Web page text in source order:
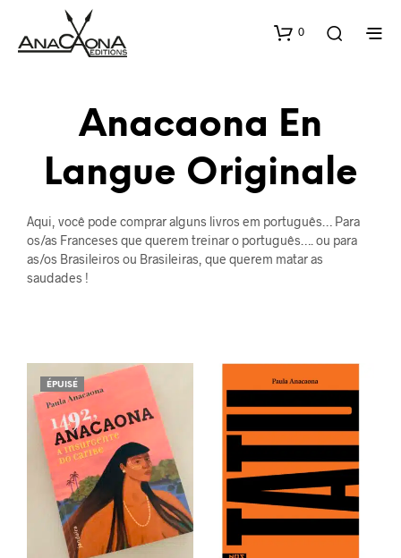
0
Anacaona En
Langue Originale
Aqui, você pode comprar alguns livros em português… Para
os/as Franceses que querem treinar o português…. ou para
as/os Brasileiros ou Brasileiras, que querem matar as
saudades !
ÉPUISÉ